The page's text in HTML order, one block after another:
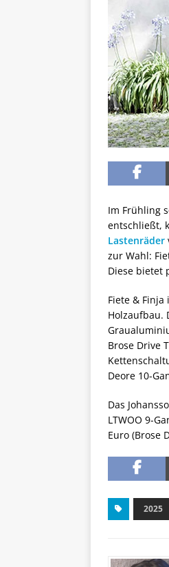
Im Frühling
entschließt,
Lastenräder
zur Wahl:
Diese bietet
Fiete &
Holzaufbau.
Brose Drive
Deore 10-
Das
LTWOO 9-
Euro (Brose
2025